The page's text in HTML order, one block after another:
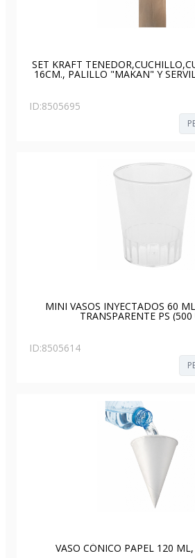
SET KRAFT
16CM., PALILLO "MAKAN" Y
ID:8505695
MINI VASOS INYECTADOS 60
TRANSPARENTE PS
ID:8505614
VASO CÓNICO PAPEL 120